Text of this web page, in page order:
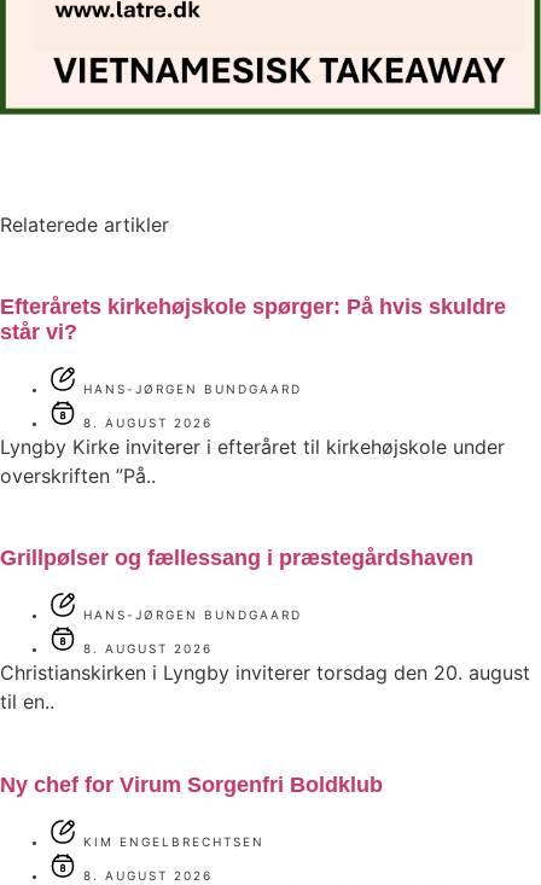
Relaterede artikler
Efterårets kirkehøjskole spørger: På hvis skuldre
står vi?
HANS-JØRGEN BUNDGAARD
8. AUGUST 2026
Lyngby Kirke inviterer i efteråret til kirkehøjskole under
overskriften ”På..
Grillpølser og fællessang i præstegårdshaven
HANS-JØRGEN BUNDGAARD
8. AUGUST 2026
Christianskirken i Lyngby inviterer torsdag den 20. august
til en..
Ny chef for Virum Sorgenfri Boldklub
KIM ENGELBRECHTSEN
8. AUGUST 2026